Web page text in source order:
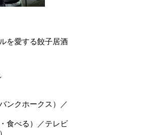
を愛する餃子居酒
ンクホークス）／
食べる）／テレビ